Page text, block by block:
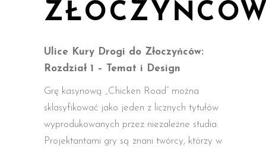
Ulice Kury Drogi do Złoczyńców:
Rozdział 1 – Temat i Design
Grę kasynową „Chicken Road” można
sklasyfikować jako jeden z licznych tytułów
wyprodukowanych przez niezależne studia.
Projektantami gry są znani twórcy, którzy w